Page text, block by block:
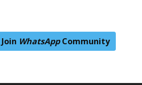
Join WhatsAppCommunity